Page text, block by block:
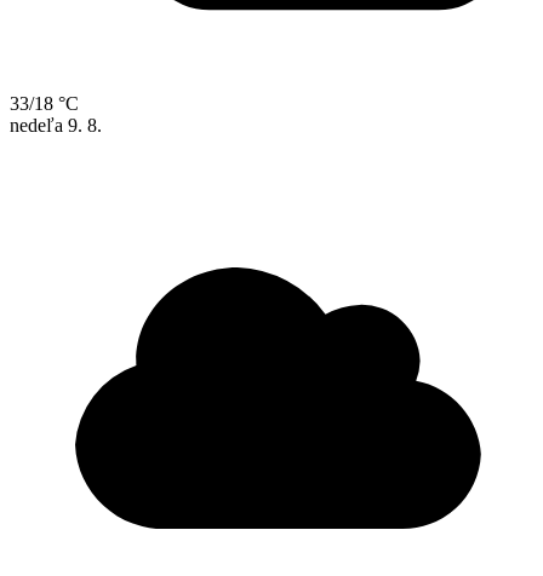
33/18 °C
nedeľa 9. 8.